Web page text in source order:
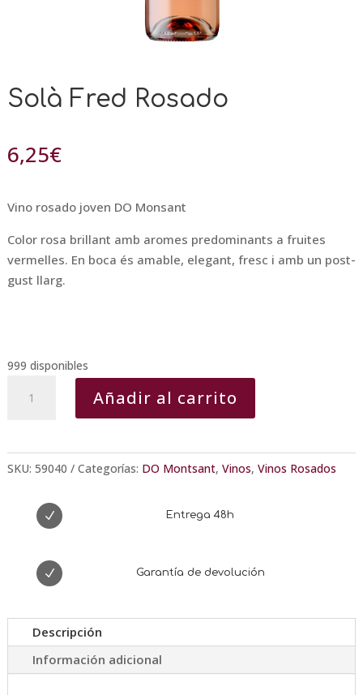
Solà Fred Rosado
6,25€
Vino rosado joven DO Monsant
Color rosa brillant amb aromes predominants a fruites
vermelles. En boca és amable, elegant, fresc i amb un post-
gust llarg.
999 disponibles
Añadir al carrito
SKU: 59040 Categorías: DO Montsant, Vinos, Vinos Rosados
N Entrega 48h
N Garantía de devolución
Descripción
Información adicional